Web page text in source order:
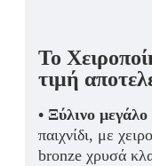
Το
τιμή
• Ξύλινο
παιχνίδι, με
bronze χρυσά